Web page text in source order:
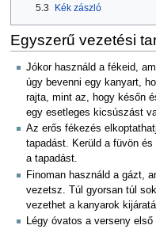
5.3
Kék zászló
Egyszerű vezetési
Jókor használd a fékeid,
úgy bevenni egy kanyart,
rajta, mint az, hogy későn
egy esetleges kicsúszást
Az erős fékezés
tapadást. Kerüld a füvön
a tapadást.
Finoman használd a gázt,
vezetsz. Túl gyorsan túl
vezethet a kanyarok
Légy óvatos a verseny